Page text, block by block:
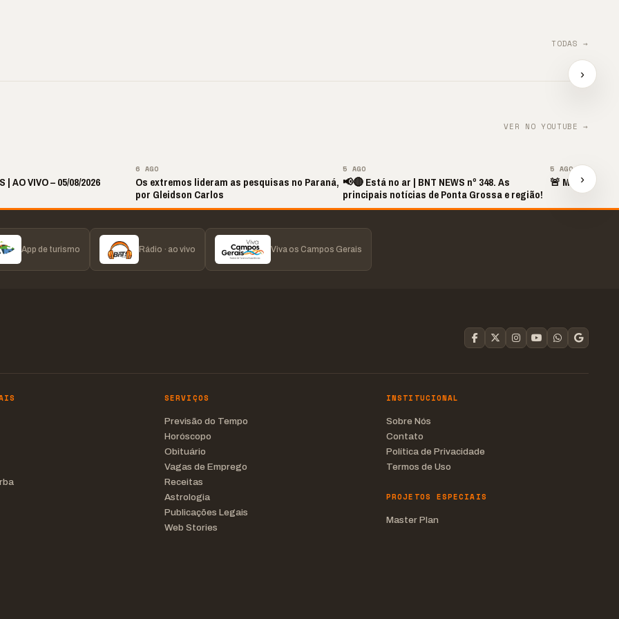
TODAS →
›
VER NO YOUTUBE →
| AO VIVO – 05/08/2026
6 AGO
Os extremos lideram as pesquisas no Paraná,
por Gleidson Carlos
5 AGO
📢🔴 Está no ar | BNT NEWS nº 348. As
principais notícias de Ponta Grossa e região!
5 AGO
🚨 MINUTO
›
App de turismo Rádio · ao vivo Viva os Campos Gerais
SERVIÇOS
Previsão do Tempo
Horóscopo
Obituário
Vagas de Emprego
Receitas
Astrologia
Publicações Legais
Web Stories
INSTITUCIONAL
Sobre Nós
Contato
Política de Privacidade
Termos de Uso
PROJETOS ESPECIAIS
Master Plan